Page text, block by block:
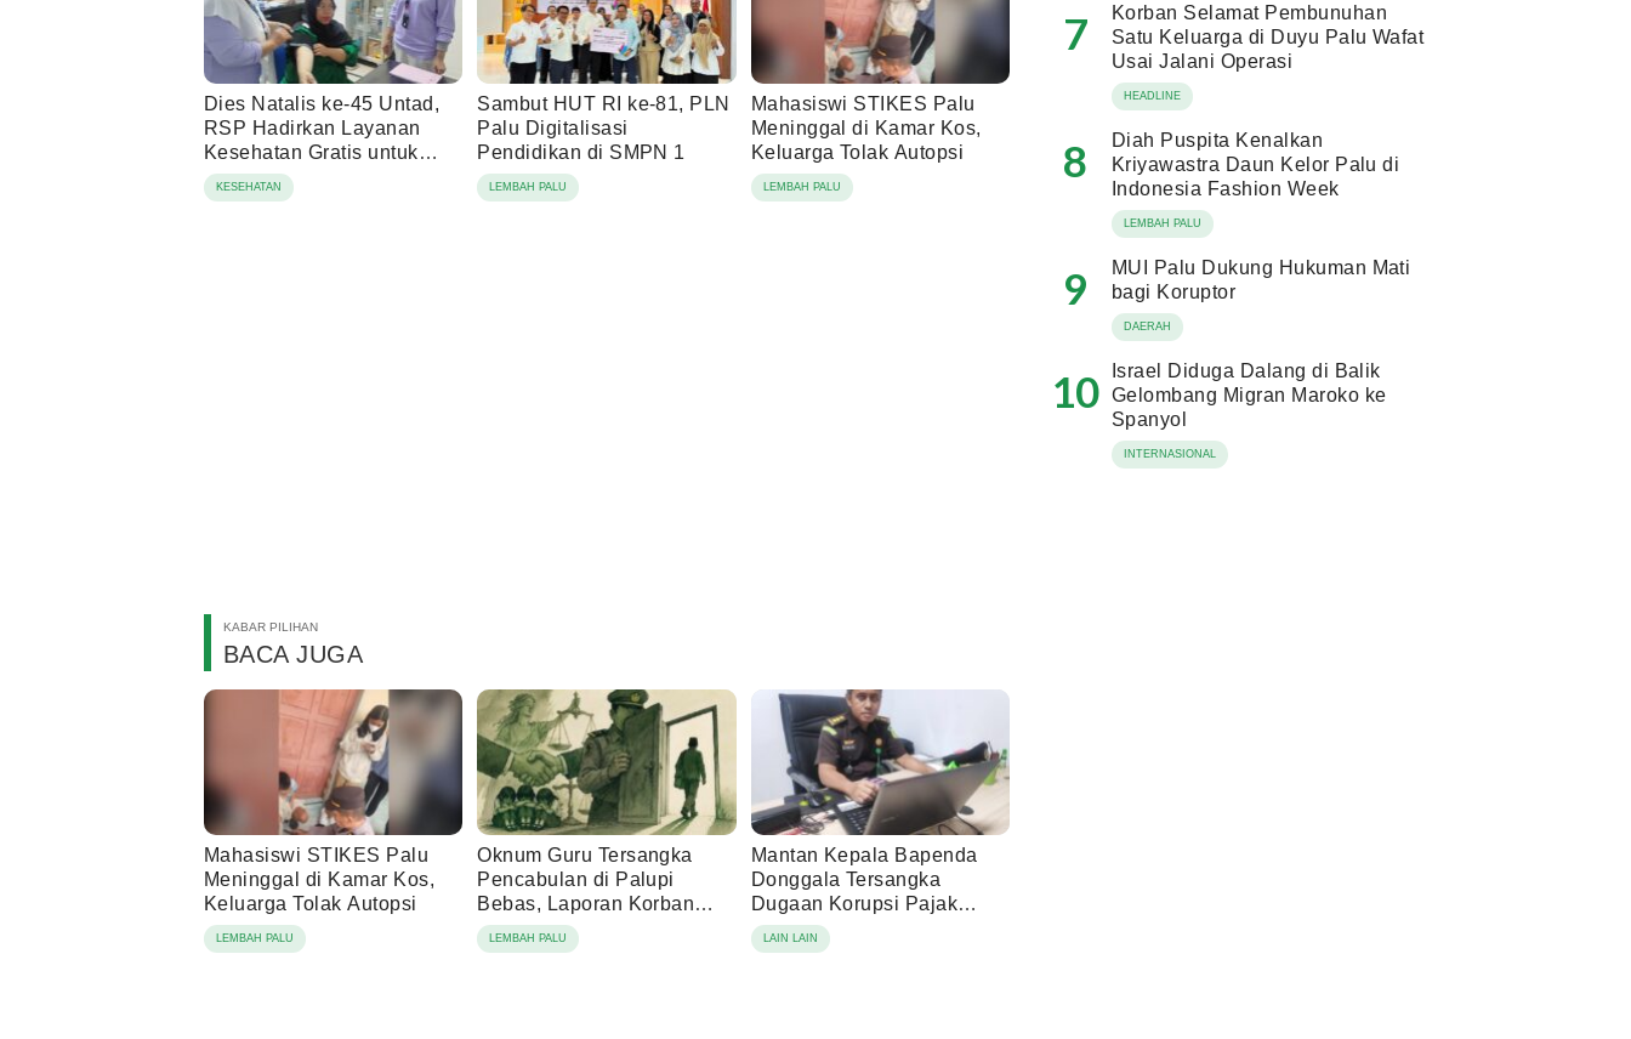
Dies Natalis ke-45 Untad,
RSP Hadirkan Layanan
Kesehatan Gratis untuk
Masyaraka
KESEHATAN
Sambut HUT RI ke-81, PLN
Palu Digitalisasi
Pendidikan di SMPN 1
LEMBAH PALU
Mahasiswi STIKES Palu
Meninggal di Kamar Kos,
Keluarga Tolak Autopsi
LEMBAH PALU
KABAR PILIHAN
BACA JUGA
Mahasiswi STIKES Palu
Meninggal di Kamar Kos,
Keluarga Tolak Autopsi
LEMBAH PALU
Oknum Guru Tersangka
Pencabulan di Palupi
Bebas, Laporan Korban
Berujung Damai
LEMBAH PALU
Mantan Kepala Bapenda
Donggala Tersangka
Dugaan Korupsi Pajak
Tambang
LAIN LAIN
7
Korban Selamat Pembunuhan
Satu Keluarga di Duyu Palu Wafat
Usai Jalani Operasi
HEADLINE
8
Diah Puspita Kenalkan
Kriyawastra Daun Kelor Palu di
Indonesia Fashion Week
LEMBAH PALU
9
MUI Palu Dukung Hukuman Mati
bagi Koruptor
DAERAH
10
Israel Diduga Dalang di Balik
Gelombang Migran Maroko ke
Spanyol
INTERNASIONAL